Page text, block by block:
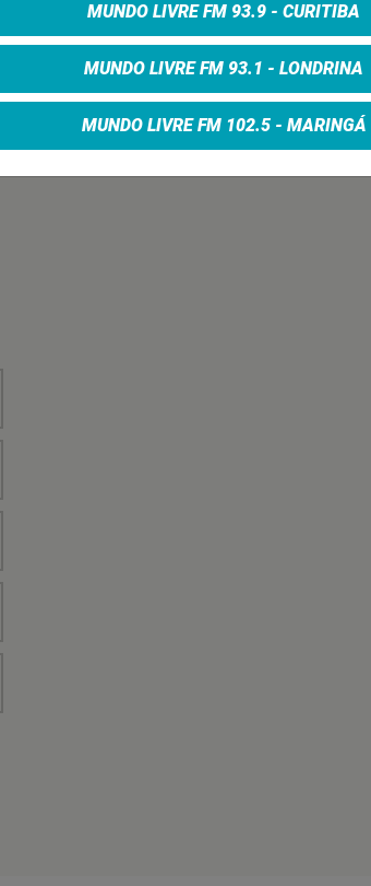
MUNDO LIVRE FM 93.9 - CURITIBA
MUNDO LIVRE FM 93.1 - LONDRINA
MUNDO LIVRE FM 102.5 - MARINGÁ